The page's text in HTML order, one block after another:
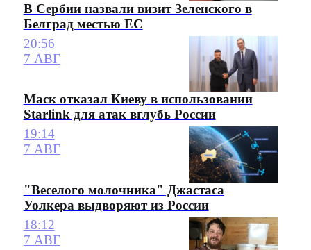
В Сербии назвали визит Зеленского в
Белград местью ЕС
20:56
7 АВГ
Маск отказал Киеву в использовании
Starlink для атак вглубь России
19:14
7 АВГ
"Веселого молочника" Джастаса
Уолкера выдворяют из России
18:12
7 АВГ